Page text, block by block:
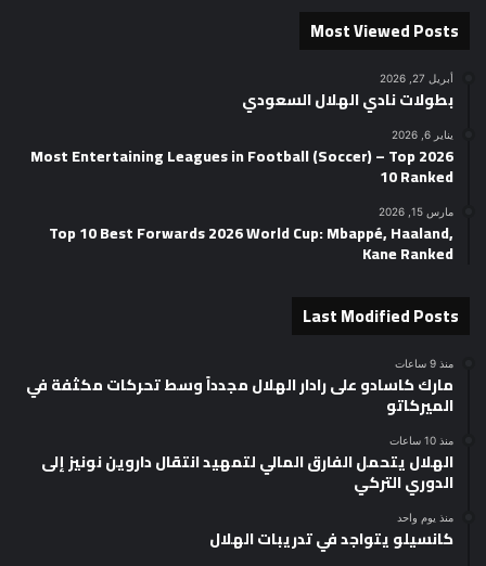
Most Viewed Posts
أبريل 27, 2026
بطولات نادي الهلال السعودي
يناير 6, 2026
2026 Most Entertaining Leagues in Football (Soccer) – Top
10 Ranked
مارس 15, 2026
Top 10 Best Forwards 2026 World Cup: Mbappé, Haaland,
Kane Ranked
Last Modified Posts
منذ 9 ساعات
مارك كاسادو على رادار الهلال مجدداً وسط تحركات مكثفة في
الميركاتو
منذ 10 ساعات
الهلال يتحمل الفارق المالي لتمهيد انتقال داروين نونيز إلى
الدوري التركي
منذ يوم واحد
كانسيلو يتواجد في تدريبات الهلال